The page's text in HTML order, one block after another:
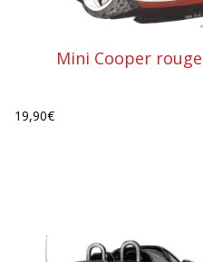
Mini Cooper rouge
19,90€